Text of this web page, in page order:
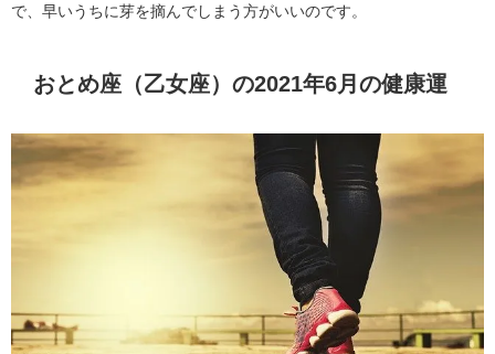
で、早いうちに芽を摘んでしまう方がいいのです。
おとめ座（乙女座）の2021年6月の健康運